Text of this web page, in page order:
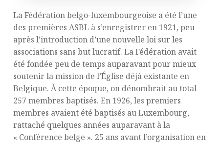
La Fédération belgo-luxembourgeoise a été l’une
des premières ASBL à s’enregistrer en 1921, peu
après l’introduction d’une nouvelle loi sur les
associations sans but lucratif. La Fédération avait
été fondée peu de temps auparavant pour mieux
soutenir la mission de l’Église déjà existante en
Belgique. À cette époque, on dénombrait au total
257 membres baptisés. En 1926, les premiers
membres avaient été baptisés au Luxembourg,
rattaché quelques années auparavant à la
« Conférence belge ». 25 ans avant l’organisation en